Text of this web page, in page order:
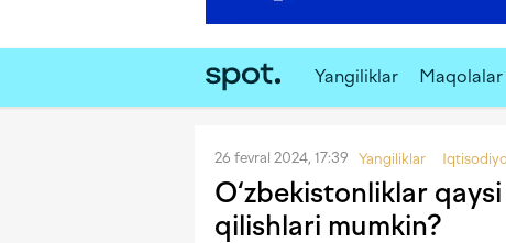
Yangiliklar Maqolalar
26 fevral 2024, 17:39 Yangiliklar
O‘zbekistonliklar
qilishlari mumkin?